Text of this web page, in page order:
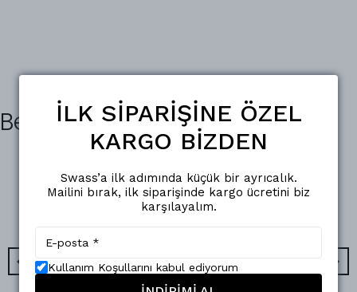
Benzer Ürünler
İLK SİPARİŞİNE ÖZEL
KARGO BİZDEN
Swass’a ilk adımında küçük bir ayrıcalık.
Mailini bırak, ilk siparişinde kargo ücretini biz
karşılayalım.
Kullanım Koşullarını kabul ediyorum